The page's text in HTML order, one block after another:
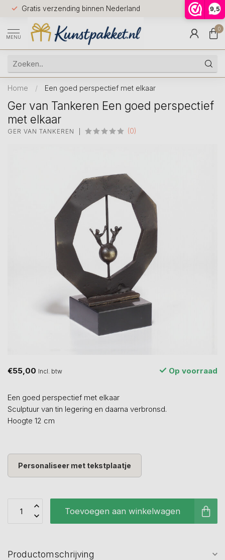
9,5
Gratis verzending binnen Nederland
Voor
huis
9.5
MENU
0
Home / Een goed perspectief met elkaar
Ger van Tankeren Een goed perspectief
met elkaar
GER VAN TANKEREN (0)
€55,00 Incl. btw Op voorraad
Een goed perspectief met elkaar
Sculptuur van tin legering en daarna verbronsd.
Hoogte 12 cm
Personaliseer met tekstplaatje
Toevoegen aan winkelwagen
Productomschrijving